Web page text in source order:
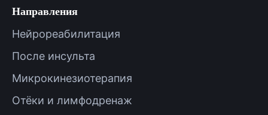
Направления
Нейрореабилитация
После инсульта
Микрокинезиотерапия
Отёки и лимфодренаж